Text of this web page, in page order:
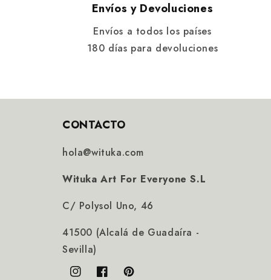
Envíos y Devoluciones
Envíos a todos los países
180 días para devoluciones
CONTACTO
hola@wituka.com
Wituka Art For Everyone S.L
C/ Polysol Uno, 46
41500 (Alcalá de Guadaíra -
Sevilla)